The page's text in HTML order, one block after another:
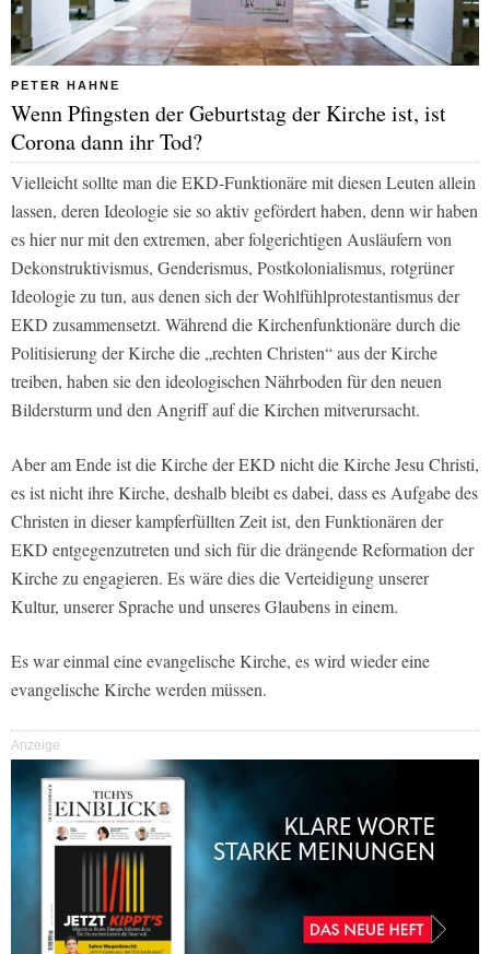
PETER HAHNE
Wenn Pfingsten der Geburtstag der Kirche ist, ist
Corona dann ihr Tod?
Vielleicht sollte man die EKD-Funktionäre mit diesen Leuten allein
lassen, deren Ideologie sie so aktiv gefördert haben, denn wir haben
es hier nur mit den extremen, aber folgerichtigen Ausläufern von
Dekonstruktivismus, Genderismus, Postkolonialismus, rotgrüner
Ideologie zu tun, aus denen sich der Wohlfühlprotestantismus der
EKD zusammensetzt. Während die Kirchenfunktionäre durch die
Politisierung der Kirche die „rechten Christen“ aus der Kirche
treiben, haben sie den ideologischen Nährboden für den neuen
Bildersturm und den Angriff auf die Kirchen mitverursacht.
Aber am Ende ist die Kirche der EKD nicht die Kirche Jesu Christi,
es ist nicht ihre Kirche, deshalb bleibt es dabei, dass es Aufgabe des
Christen in dieser kampferfüllten Zeit ist, den Funktionären der
EKD entgegenzutreten und sich für die drängende Reformation der
Kirche zu engagieren. Es wäre dies die Verteidigung unserer
Kultur, unserer Sprache und unseres Glaubens in einem.
Es war einmal eine evangelische Kirche, es wird wieder eine
evangelische Kirche werden müssen.
Anzeige